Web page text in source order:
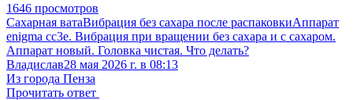
1646 просмотров
Сахарная ватаВибрация без сахара после распаковкиАппарат
enigma cc3e. Вибрация при вращении без сахара и с сахаром.
Аппарат новый. Головка чистая. Что делать?
Владислав28 мая 2026 г. в 08:13
Из города Пенза
Прочитать ответ